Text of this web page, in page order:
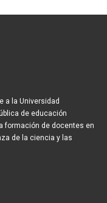
a la Universidad
de educación
formación de docentes en
de la ciencia y las